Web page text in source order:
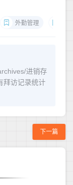
外勤管理
进销存
拜访记录统计
下一篇